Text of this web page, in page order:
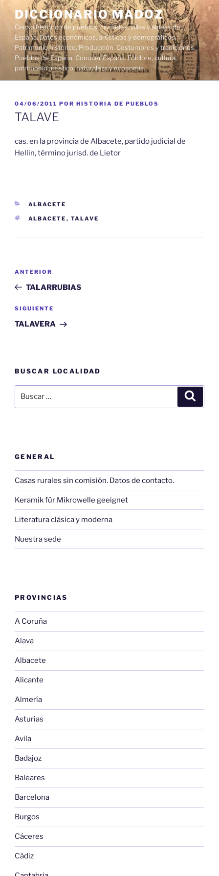
contenido
DICCIONARIO MADOZ
Censo histórico de pueblos, ciudades, villas y aldeas de
España. Datos económicos, artísticos y demográficos.
Patrimonio histórico. Producción. Costumbres y tradiciones.
Pueblos de España. Conocer España. Folclore, cultura,
patrimonio artístico, naturaleza y economía.
PUBLICADO
EL
04/06/2011 POR HISTORIA DE PUEBLOS
TALAVE
cas. en la provincia de Albacete, partido judicial de
Hellin, término jurisd. de Lietor
CATEGORÍAS
ALBACETE
ETIQUETAS
ALBACETE , TALAVE
entradas
Entrada
anterior:
ANTERIOR
TALARRUBIAS
Siguiente
entrada
SIGUIENTE
TALAVERA
BUSCAR LOCALIDAD
por:
GENERAL
Casas rurales sin comisión. Datos de contacto.
Keramik für Mikrowelle geeignet
Literatura clásica y moderna
Nuestra sede
PROVINCIAS
A Coruña
Alava
Albacete
Alicante
Almería
Asturias
Avila
Badajoz
Baleares
Barcelona
Burgos
Cáceres
Cádiz